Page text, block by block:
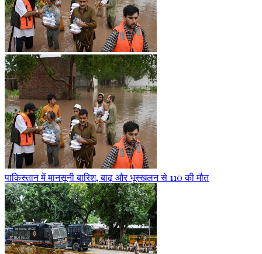
पाकिस्तान में मानसूनी बारिश, बाढ़ और भूस्खलन से 110 की मौत